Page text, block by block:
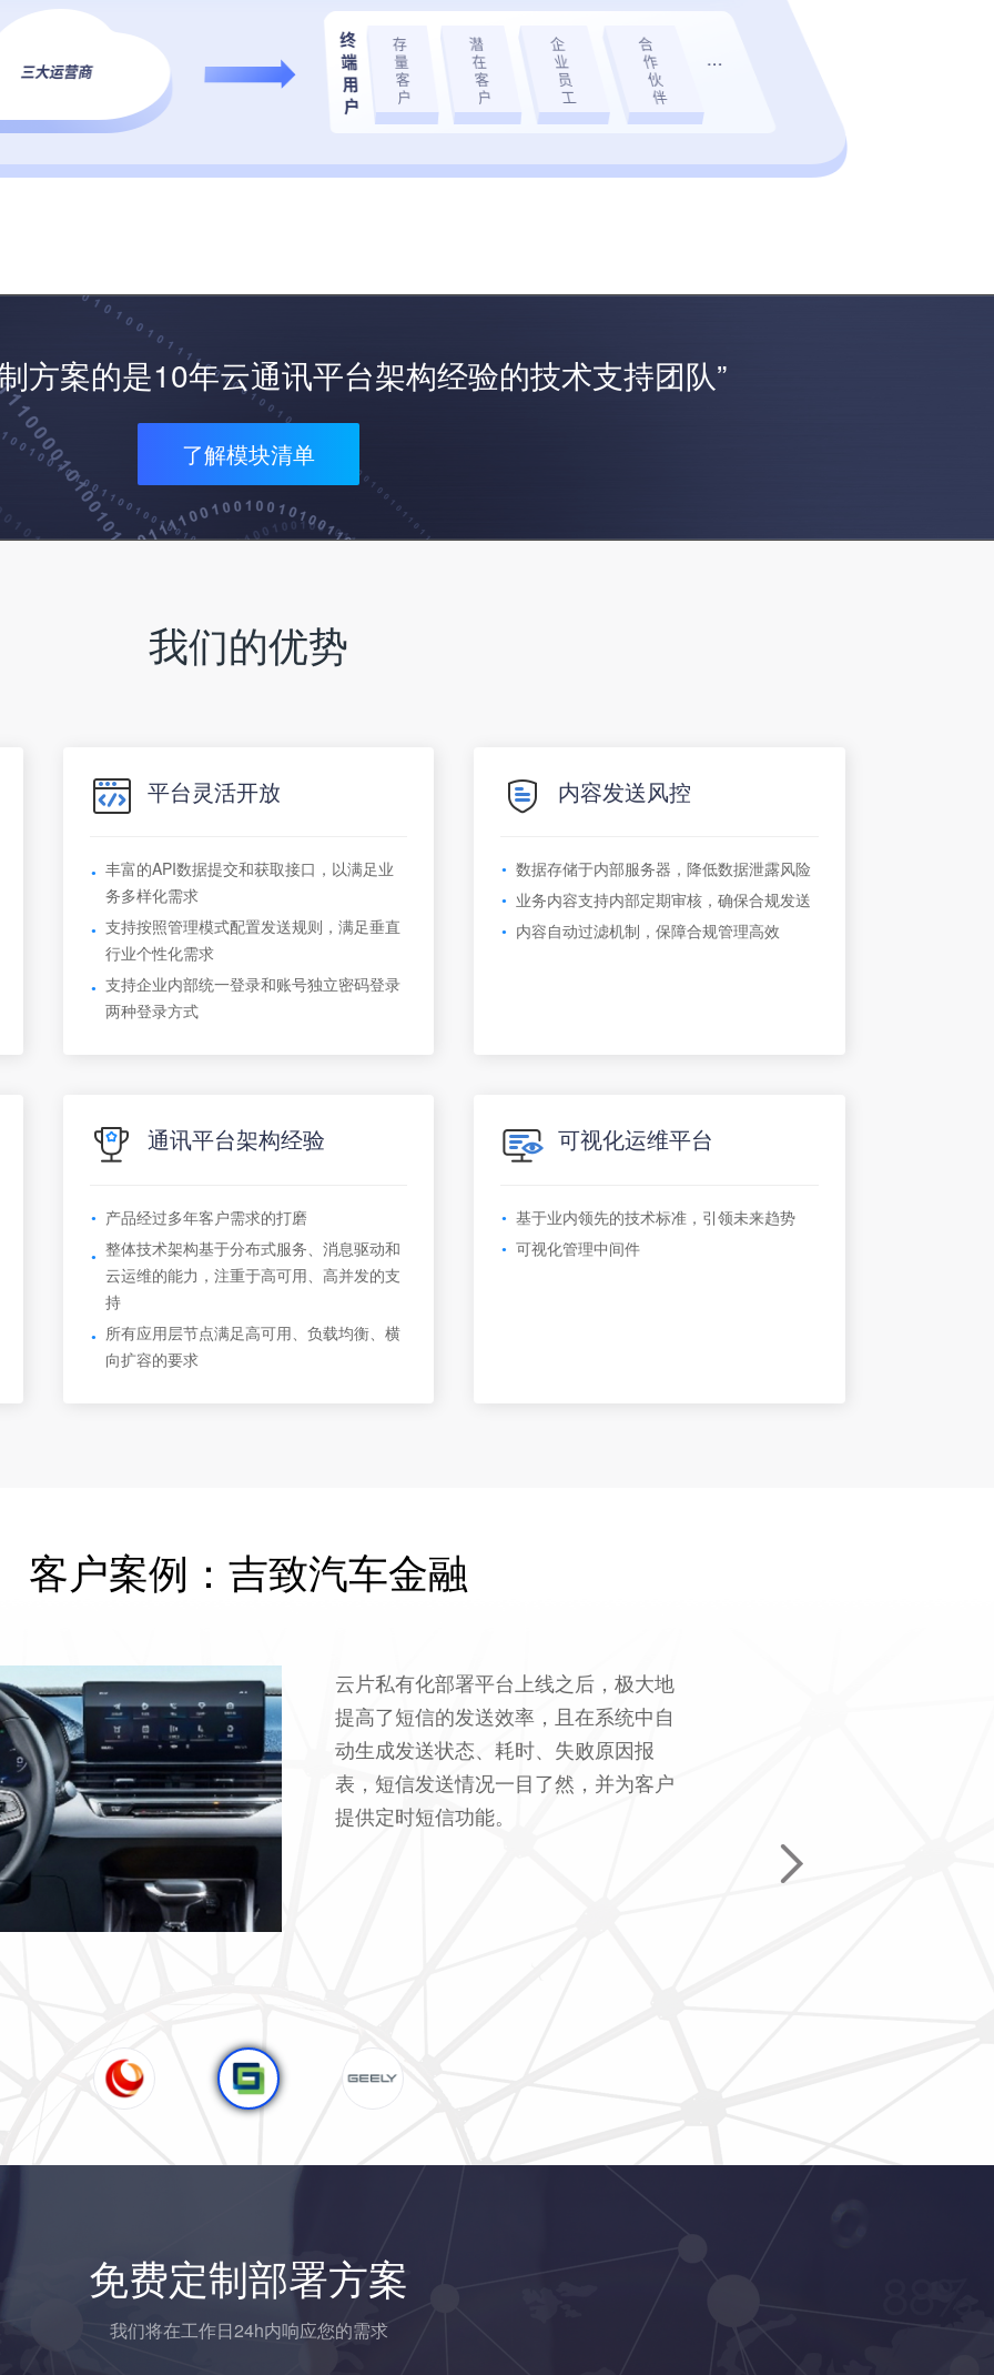
方案的是10年云通讯平台架构经验的技术支持团队”
了解模块清单
我们的优势
平台灵活开放
丰富的API数据提交和获取接口，以满足业
务多样化需求
支持按照管理模式配置发送规则，满足垂直
行业个性化需求
支持企业内部统一登录和账号独立密码登录
两种登录方式
内容发送风控
数据存储于内部服务器，降低数据泄露风险
业务内容支持内部定期审核，确保合规发送
内容自动过滤机制，保障合规管理高效
通讯平台架构经验
产品经过多年客户需求的打磨
整体技术架构基于分布式服务、消息驱动和
云运维的能力，注重于高可用、高并发的支
持
所有应用层节点满足高可用、负载均衡、横
向扩容的要求
可视化运维平台
基于业内领先的技术标准，引领未来趋势
可视化管理中间件
客户案例：吉致汽车金融
云片私有化部署平台上线之后，极大地
提高了短信的发送效率，且在系统中自
动生成发送状态、耗时、失败原因报
表，短信发送情况一目了然，并为客户
提供定时短信功能。
免费定制部署方案
我们将在工作日24h内响应您的需求